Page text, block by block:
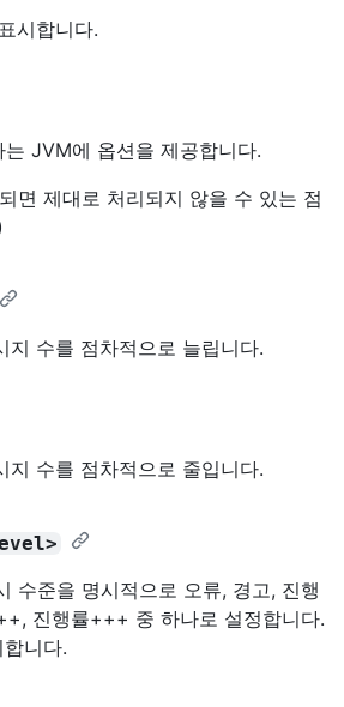
시합니다.
JVM에 옵션을 제공합니다.
면 제대로 처리되지 않을 수 있는 점
지 수를 점차적으로 늘립니다.
지 수를 점차적으로 줄입니다.
수준을 명시적으로 오류, 경고, 진행
진행률+++ 중 하나로 설정합니다.
니다.